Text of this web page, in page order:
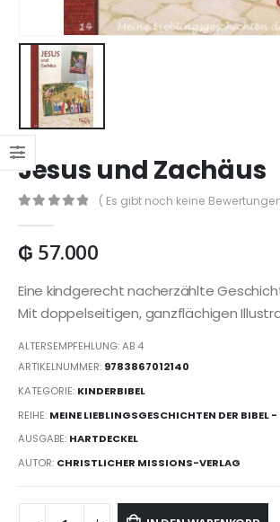
Jesus und Zachäus
( Es gibt noch keine
₲ 57.000
Eine kindgerecht nacherzählte
Mit doppelseitigen, ganzflächigen
ALTERSEMPFEHLUNG: AB 4
ARTIKELNUMMER: 9783867012140
KATEGORIE: KINDERBIBEL
REIHE: MEINE LIEBLINGSGESCHICHTEN DER BIBEL
AUSGABE: HARTDECKEL
AUTOR: CHRISTLICHER MISSIONS-VERLAG